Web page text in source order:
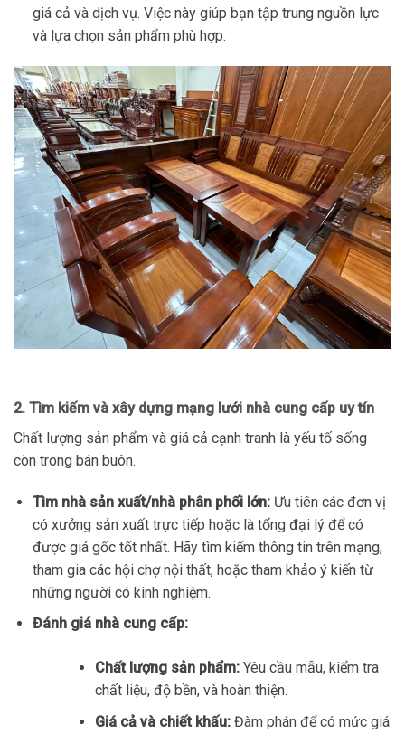
giá cả và dịch vụ. Việc này giúp bạn tập trung nguồn lực
và lựa chọn sản phẩm phù hợp.
2. Tìm kiếm và xây dựng mạng lưới nhà cung cấp uy tín
Chất lượng sản phẩm và giá cả cạnh tranh là yếu tố sống
còn trong bán buôn.
Tìm nhà sản xuất/nhà phân phối lớn:Ưu tiên các đơn vị
có xưởng sản xuất trực tiếp hoặc là tổng đại lý để có
được giá gốc tốt nhất. Hãy tìm kiếm thông tin trên mạng,
tham gia các hội chợ nội thất, hoặc tham khảo ý kiến từ
những người có kinh nghiệm.
Đánh giá nhà cung cấp:
Chất lượng sản phẩm:Yêu cầu mẫu, kiểm tra
chất liệu, độ bền, và hoàn thiện.
Giá cả và chiết khấu:Đàm phán để có mức giá